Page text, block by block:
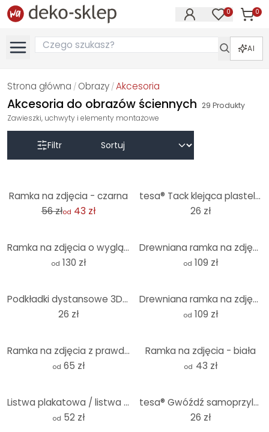
0 0
AI
Strona główna / Obrazy /Akcesoria
Akcesoria do obrazów ściennych
Zawieszki, uchwyty i elementy montażowe
29 Produkty
Filtr
Ramka na zdjęcia - czarna
56 złod 43 zł
tesa® Tack klejąca plastelina 80 sztuk
26 zł
Ramka na zdjęcia o wyglądzie drewna - okrągła
od 130 zł
Drewniana ramka na zdjęcia czarna - okrągła
od 109 zł
Podkładki dystansowe 3D (6 sztuk)
26 zł
Drewniana ramka na zdjęcia biała - okrągła
od 109 zł
Ramka na zdjęcia z prawdziwego drewna
od 65 zł
Ramka na zdjęcia - biała
od 43 zł
Listwa plakatowa / listwa obrazkowa - drewno
od 52 zł
tesa® Gwóźdź samoprzylepny do płócien 1kg 2szt, tapeta i tynk
26 zł